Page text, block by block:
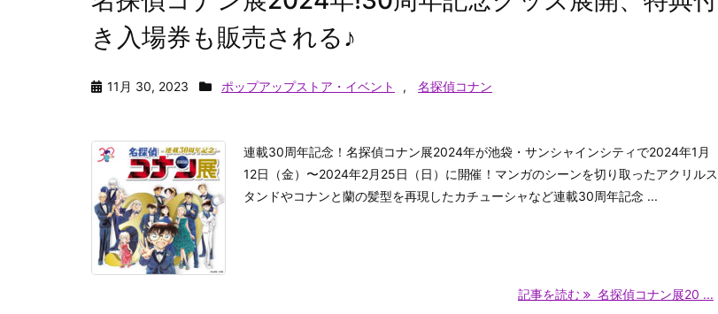
き入場券も販売される♪
11月 30, 2023 ポップアップストア・イベント , 名探偵コナン
連載30周年記念！名探偵コナン展2024年が池袋・サンシャインシティで2024年1月
12日（金）〜2024年2月25日（日）に開催！マンガのシーンを切り取ったアクリルス
タンドやコナンと蘭の髪型を再現したカチューシャなど連載30周年記念 ...
記事を読む 名探偵コナン展20 ...